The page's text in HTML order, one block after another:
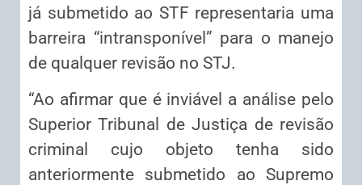
já submetido ao STF representaria uma
barreira “intransponível” para o manejo
de qualquer revisão no STJ.
“Ao afirmar que é inviável a análise pelo
Superior Tribunal de Justiça de revisão
criminal cujo objeto tenha sido
anteriormente submetido ao Supremo